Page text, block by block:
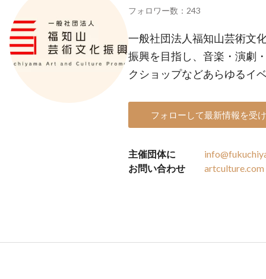
フォロワー数：243
一般社団法人福知山芸術文
振興を目指し、音楽・演劇
クショップなどあらゆるイ
フォローして最新情報を受
主催団体に
お問い合わせ
artculture.com